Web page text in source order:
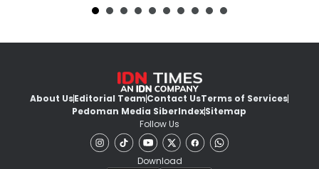
About UsEditorial TeamContact UsTerms of Services
Pedoman Media SiberIndexSitemap
Follow Us
Download